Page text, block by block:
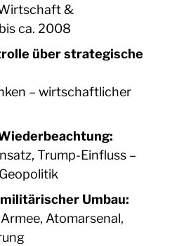
&
ca. 2008
über strategische
– wirtschaftlicher
Trump-Einfluss –
Umbau:
Atomarsenal,